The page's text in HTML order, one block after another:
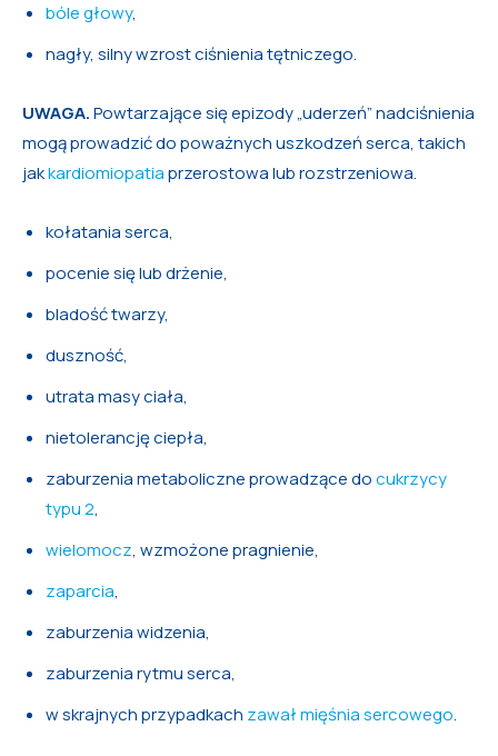
bóle głowy,
nagły, silny wzrost ciśnienia tętniczego.
UWAGA.Powtarzające się epizody „uderzeń” nadciśnienia
mogą prowadzić do poważnych uszkodzeń serca, takich
jakkardiomiopatiaprzerostowa lub rozstrzeniowa.
kołatania serca,
pocenie się lub drżenie,
bladość twarzy,
duszność,
utrata masy ciała,
nietolerancję ciepła,
zaburzenia metaboliczne prowadzące docukrzycy
typu 2,
wielomocz, wzmożone pragnienie,
zaparcia,
zaburzenia widzenia,
zaburzenia rytmu serca,
w skrajnych przypadkach zawał mięśnia sercowego.